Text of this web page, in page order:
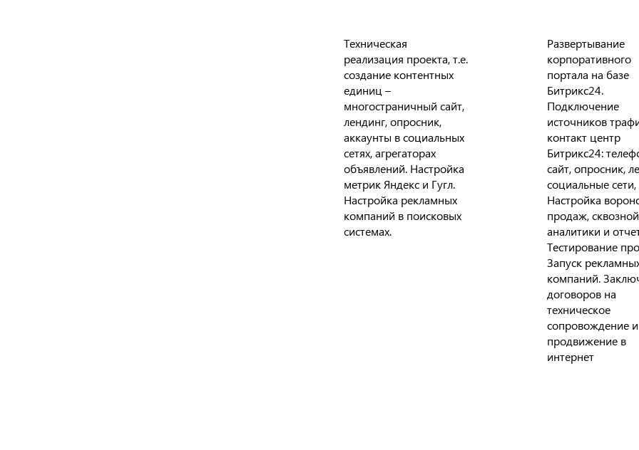
Техническая
реализация проекта, т.е.
создание контентных
единиц –
многостраничный сайт,
лендинг, опросник,
аккаунты в социальных
сетях, агрегаторах
объявлений. Настройка
метрик Яндекс и Гугл.
Настройка рекламных
компаний в поисковых
системах.
Развертывание
корпоративного
портала на базе
Битрикс24.
Подключение
источников
контакт центр
Битрикс24:
сайт, опросник,
социальные
Настройка
продаж, сквозной
аналитики и
Тестирование
Запуск
компаний.
договоров на
техническое
сопровождение и
продвижение в
интернет